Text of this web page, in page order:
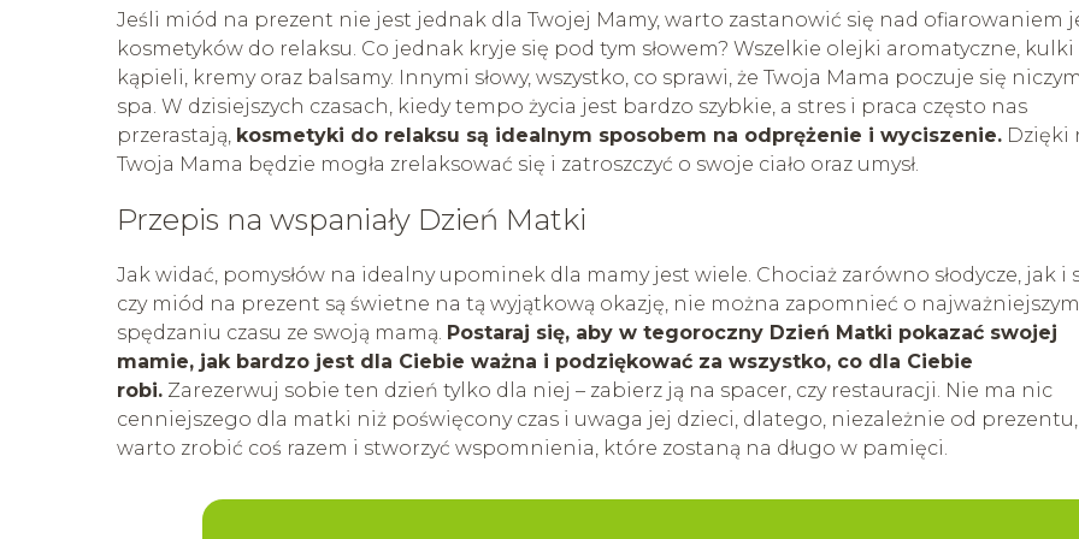
Jeśli miód na prezent nie jest jednak dla Twojej Mamy, warto zastanowić się nad ofiarowaniem
kosmetyków do relaksu. Co jednak kryje się pod tym słowem? Wszelkie olejki aromatyczne, kulki
kąpieli, kremy oraz balsamy. Innymi słowy, wszystko, co sprawi, że Twoja Mama poczuje się
spa. W dzisiejszych czasach, kiedy tempo życia jest bardzo szybkie, a stres i praca często nas
przerastają, kosmetyki do relaksu są idealnym sposobem na odprężenie i wyciszenie. Dzięki
Twoja Mama będzie mogła zrelaksować się i zatroszczyć o swoje ciało oraz umysł.
Przepis na wspaniały Dzień Matki
Jak widać, pomysłów na idealny upominek dla mamy jest wiele. Chociaż zarówno słodycze, jak i
czy miód na prezent są świetne na tą wyjątkową okazję, nie można zapomnieć o
spędzaniu czasu ze swoją mamą. Postaraj się, aby w tegoroczny Dzień Matki pokazać swojej
mamie, jak bardzo jest dla Ciebie ważna i podziękować za wszystko, co dla Ciebie
robi. Zarezerwuj sobie ten dzień tylko dla niej – zabierz ją na spacer, czy restauracji. Nie ma nic
cenniejszego dla matki niż poświęcony czas i uwaga jej dzieci, dlatego, niezależnie od prezentu,
warto zrobić coś razem i stworzyć wspomnienia, które zostaną na długo w pamięci.